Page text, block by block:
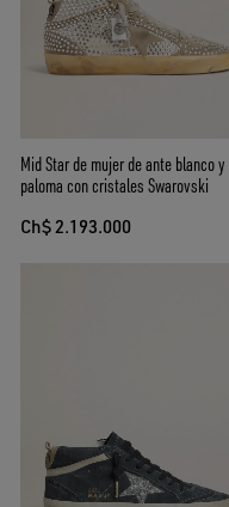
Mid Star de mujer de ante blanco
paloma con cristales Swarovski
Ch$ 2.193.000